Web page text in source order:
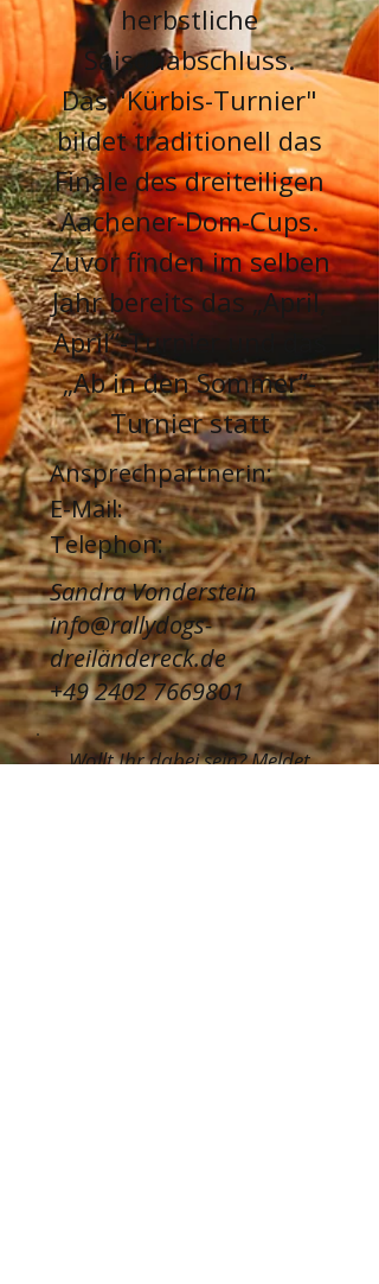
herbstliche
Saisonabschluss.
Das "Kürbis-Turnier"
bildet traditionell das
Finale des dreiteiligen
Aachener-Dom-Cups.
Zuvor finden im selben
Jahr bereits das „April,
April“-Turnier und das
„Ab in den Sommer“-
Turnier statt
Ansprechpartnerin:​
E-Mail:
Telephon:
Sandra Vonderstein
info@rallydogs-
dreiländereck.de
+49 2402 7669801
Wollt Ihr dabei sein? Meldet